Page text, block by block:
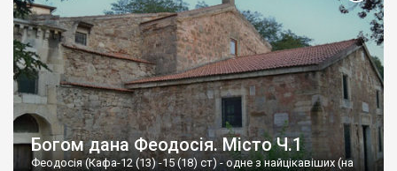
Богом дана Феодосія. Місто Ч.1
Феодосія (Кафа-12 (13) -15 (18) ст) - одне з найцікавіших (на